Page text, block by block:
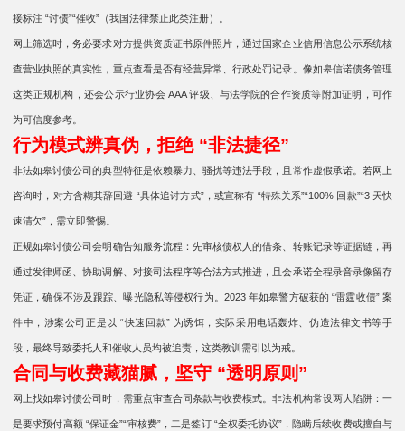
接标注 “讨债”“催收”（我国法律禁止此类注册）。
网上筛选时，务必要求对方提供资质证书原件照片，通过国家企业信用信息公示系统核
查营业执照的真实性，重点查看是否有经营异常、行政处罚记录。像如皋信诺债务管理
这类正规机构，还会公示行业协会 AAA 评级、与法学院的合作资质等附加证明，可作
为可信度参考。
行为模式辨真伪，拒绝 “非法捷径”
非法如皋讨债公司的典型特征是依赖暴力、骚扰等违法手段，且常作虚假承诺。若网上
咨询时，对方含糊其辞回避 “具体追讨方式”，或宣称有 “特殊关系”“100% 回款”“3 天快
速清欠”，需立即警惕。
正规如皋讨债公司会明确告知服务流程：先审核债权人的借条、转账记录等证据链，再
通过发律师函、协助调解、对接司法程序等合法方式推进，且会承诺全程录音录像留存
凭证，确保不涉及跟踪、曝光隐私等侵权行为。2023 年如皋警方破获的 “雷霆收债” 案
件中，涉案公司正是以 “快速回款” 为诱饵，实际采用电话轰炸、伪造法律文书等手
段，最终导致委托人和催收人员均被追责，这类教训需引以为戒。
合同与收费藏猫腻，坚守 “透明原则”
网上找如皋讨债公司时，需重点审查合同条款与收费模式。非法机构常设两大陷阱：一
是要求预付高额 “保证金”“审核费”，二是签订 “全权委托协议”，隐瞒后续收费或擅自与